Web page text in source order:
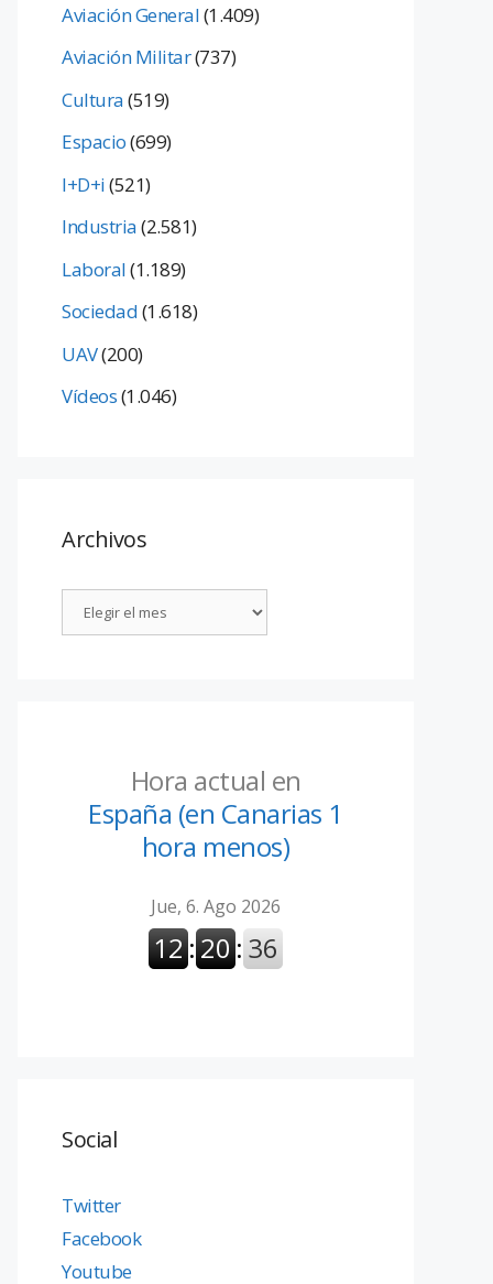
Aviación General(1.409)
Aviación Militar(737)
Cultura(519)
Espacio(699)
I+D+i(521)
Industria(2.581)
Laboral(1.189)
Sociedad(1.618)
UAV(200)
Vídeos(1.046)
Archivos
Hora actual en
España (en Canarias 1
hora menos)
Social
Twitter
Facebook
Youtube